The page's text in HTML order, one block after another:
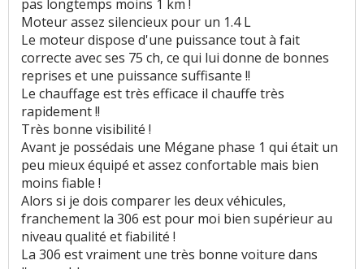
pas longtemps moins 1 km !
Moteur assez silencieux pour un 1.4 L
Le moteur dispose d'une puissance tout à fait
correcte avec ses 75 ch, ce qui lui donne de bonnes
reprises et une puissance suffisante !!
Le chauffage est très efficace il chauffe très
rapidement !!
Très bonne visibilité !
Avant je possédais une Mégane phase 1 qui était un
peu mieux équipé et assez confortable mais bien
moins fiable !
Alors si je dois comparer les deux véhicules,
franchement la 306 est pour moi bien supérieur au
niveau qualité et fiabilité !
La 306 est vraiment une très bonne voiture dans